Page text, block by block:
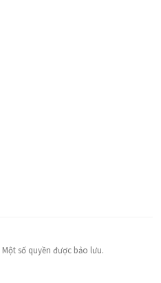
Một số quyền được bảo lưu.